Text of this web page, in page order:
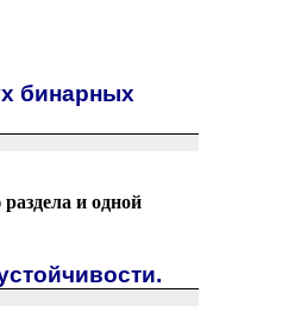
бинарных
и одной